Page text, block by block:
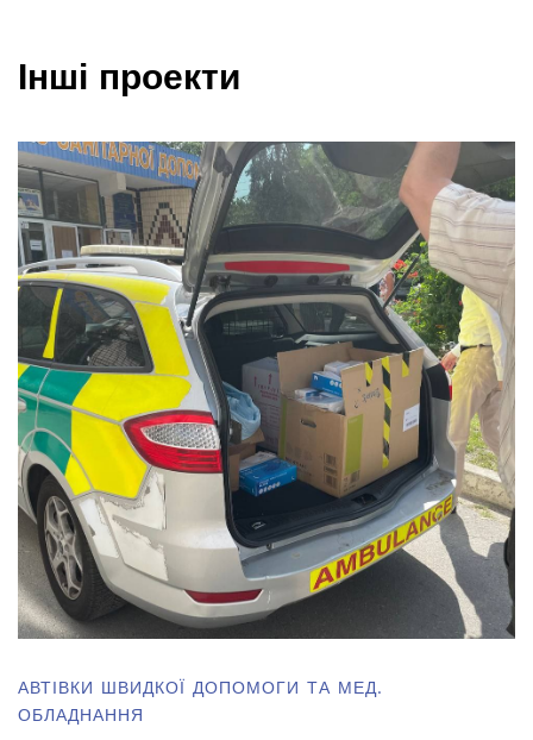
Інші проекти
АВТІВКИ ШВИДКОЇ ДОПОМОГИ ТА МЕД.
ОБЛАДНАННЯ